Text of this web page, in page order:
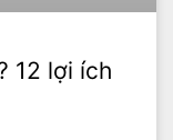
12 lợi ích